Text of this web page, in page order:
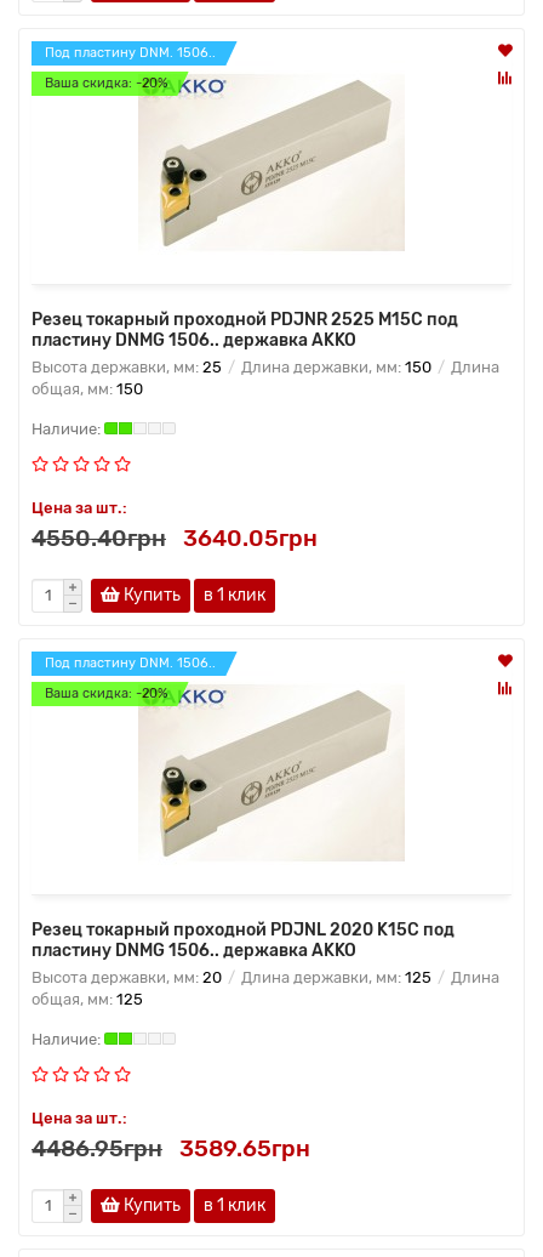
Под пластину DNM. 1506..
Ваша скидка: -20%
Резец токарный проходной PDJNR 2525 M15C под
пластину DNMG 1506.. державка AKKO
Высота державки, мм: 25 Длина державки, мм: 150
Длина
общая, мм: 150
Цена за шт.:
4550.40грн 3640.05грн
Купить в 1 клик
Под пластину DNM. 1506..
Ваша скидка: -20%
Резец токарный проходной PDJNL 2020 K15C под
пластину DNMG 1506.. державка AKKO
Высота державки, мм: 20 Длина державки, мм: 125
Длина
общая, мм: 125
Цена за шт.:
4486.95грн 3589.65грн
Купить в 1 клик